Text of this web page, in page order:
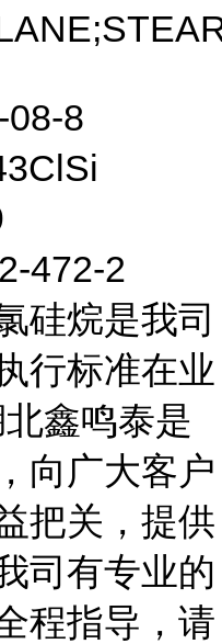
8
472-2
硅烷是我司
行标准在业
鑫鸣泰是
向广大客户
把关，提供
司有专业的
程指导，请